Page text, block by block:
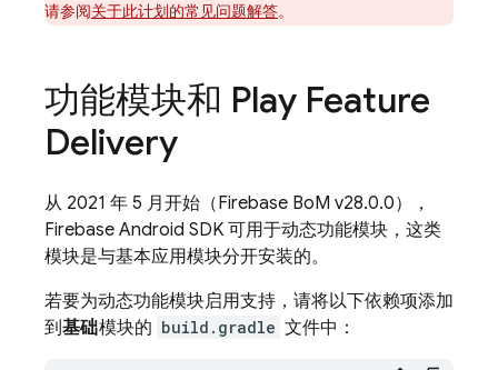
请参阅关于此计划的常见问题解答。
功能模块和 Play Feature
Delivery
从 2021 年 5 月开始（Firebase BoM v28.0.0），
Firebase Android SDK 可用于动态功能模块，这类
模块是与基本应用模块分开安装的。
若要为动态功能模块启用支持，请将以下依赖项添加
到基础模块的 build.gradle 文件中：